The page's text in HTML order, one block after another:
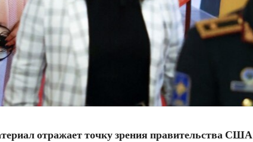
отражает точку зрения правительства США